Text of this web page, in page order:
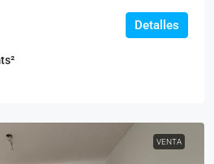
Detalles
VENTA